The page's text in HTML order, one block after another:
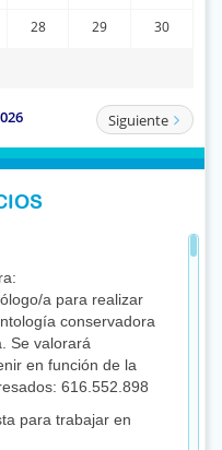
a para realizar
conservadora
Se valorará
en función de la
616.552.898
para trabajar en